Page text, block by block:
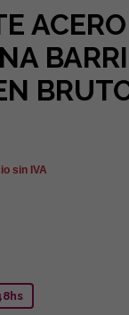
ACERO
sin IVA